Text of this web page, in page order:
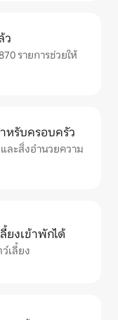
ว
รายการช่วยให้
หรับครอบครัว
ละสิ่งอำนวยความ
งเข้าพักได้
เลี้ยง